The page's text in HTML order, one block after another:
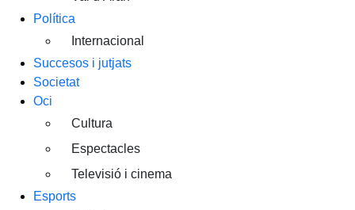
Política
Internacional
Succesos i jutjats
Societat
Oci
Cultura
Espectacles
Televisió i cinema
Esports